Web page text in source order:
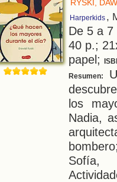
RYSKI,
Harperkids ,
De 5 a
40 p.;
papel;
Resumen:
los
Nadia,
Sofía,